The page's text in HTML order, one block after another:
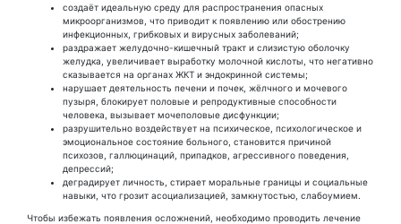
создаёт идеальную среду для распространения опасных
микроорганизмов, что приводит к появлению или обострению
инфекционных, грибковых и вирусных заболеваний;
раздражает желудочно-кишечный тракт и слизистую оболочку
желудка, увеличивает выработку молочной кислоты, что негативно
сказывается на органах ЖКТ и эндокринной системы;
нарушает деятельность печени и почек, жёлчного и мочевого
пузыря, блокирует половые и репродуктивные способности
человека, вызывает мочеполовые дисфункции;
разрушительно воздействует на психическое, психологическое и
эмоциональное состояние больного, становится причиной
психозов, галлюцинаций, припадков, агрессивного поведения,
депрессий;
деградирует личность, стирает моральные границы и социальные
навыки, что грозит асоциализацией, замкнутостью, слабоумием.
Чтобы избежать появления осложнений, необходимо проводить лечение